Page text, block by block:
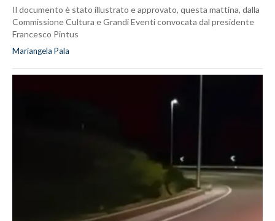
Il documento è stato illustrato e approvato, questa mattina, dalla
Commissione Cultura e Grandi Eventi convocata dal presidente
Francesco Pintus
Mariangela Pala